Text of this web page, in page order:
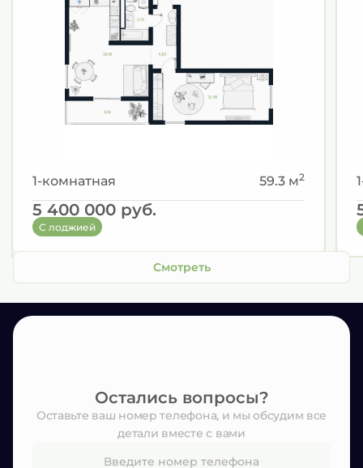
1-комнатная 59.3 м2
5 400 000 руб.
С лоджией
Смотреть
Остались вопросы?
Оставьте ваш номер телефона, и мы обсудим все
детали вместе с вами